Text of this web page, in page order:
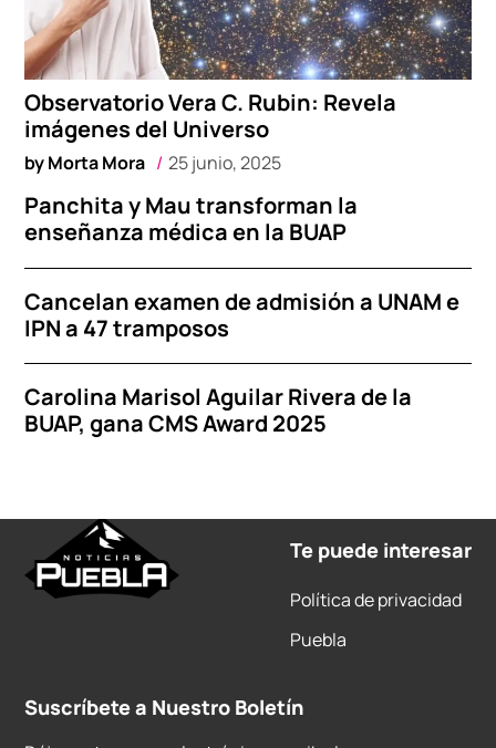
Observatorio Vera C. Rubin: Revela
imágenes del Universo
byMorta Mora 25 junio, 2025
Panchita y Mau transforman la
enseñanza médica en la BUAP
Cancelan examen de admisión a UNAM e
IPN a 47 tramposos
Carolina Marisol Aguilar Rivera de la
BUAP, gana CMS Award 2025
Te puede interesar
Política de privacidad
Puebla
Suscríbete a Nuestro Boletín